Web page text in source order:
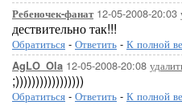
Ребеночек-фанат12-05-2008-20:03
дествительно так!!!
Обратиться - Ответить - К полной
AgLO_Ola 12-05-2008-20:08
;)))))))))))))))))
Обратиться - Ответить - К полной